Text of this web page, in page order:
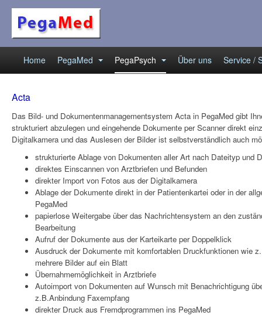
Home PegaMed PegaPsych Über uns Service /
Acta
Das Bild- und Dokumentenmanagementsystem Acta in PegaMed gibt
strukturiert abzulegen und eingehende Dokumente per Scanner direkt
Digitalkamera und das Auslesen der Bilder ist selbstverständlich auch
strukturierte Ablage von Dokumenten aller Art nach Dateityp und
direktes Einscannen von Arztbriefen und Befunden
direkter Import von Fotos aus der Digitalkamera
Ablage der Dokumente direkt in der Patientenkartei oder in der
PegaMed
papierlose Weitergabe über das Nachrichtensystem an den
Bearbeitung
Aufruf der Dokumente aus der Karteikarte per Doppelklick
Ausdruck der Dokumente mit komfortablen Druckfunktionen wie
mehrere Bilder auf ein Blatt
Übernahmemöglichkeit in Arztbriefe
Autoimport von Dokumenten auf Wunsch mit Benachrichtigung
z.B.Anbindung Faxempfang
direkter Druck aus Fremdprogrammen ins PegaMed